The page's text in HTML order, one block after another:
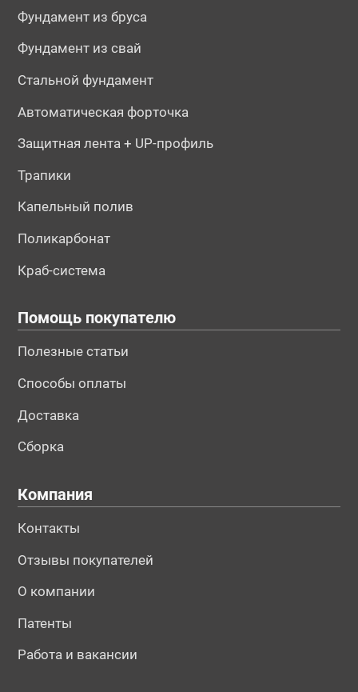
Фундамент из бруса
Фундамент из свай
Стальной фундамент
Автоматическая форточка
Защитная лента + UP-профиль
Трапики
Капельный полив
Поликарбонат
Краб-система
Помощь покупателю
Полезные статьи
Способы оплаты
Доставка
Сборка
Компания
Контакты
Отзывы покупателей
О компании
Патенты
Работа и вакансии